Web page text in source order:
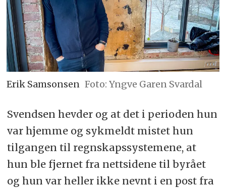
Erik Samsonsen Foto: Yngve Garen Svardal
Svendsen hevder og at det i perioden hun
var hjemme og sykmeldt mistet hun
tilgangen til regnskapssystemene, at
hun ble fjernet fra nettsidene til byrået
og hun var heller ikke nevnt i en post fra